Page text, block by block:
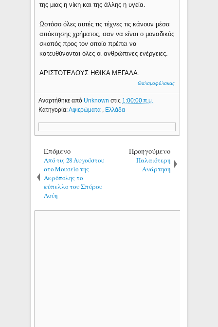
της μιας η νίκη και της άλλης η υγεία.
Ωστόσο όλες αυτές τις τέχνες τις κάνουν μέσα
απόκτησης χρήματος, σαν να είναι ο μοναδικός
σκοπός προς τον οποίο πρέπει να
κατευθύνονται όλες οι ανθρώπινες ενέργειες.
ΑΡΙΣΤΟΤΕΛΟΥΣ ΗΘΙΚΑ ΜΕΓΑΛΑ.
Θαλαμοφύλακας
Αναρτήθηκε από Unknownστις 1:00:00 π.μ.
Κατηγορία:Αφιερώματα , Ελλάδα
Επόμενο
Από τις 28 Αυγούστου
στο Μουσείο της
Ακρόπολης το
κύπελλο του Σπύρου
Λούη
Προηγούμενο
Παλαιότερη
Ανάρτηση